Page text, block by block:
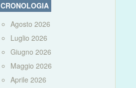
CRONOLOGIA
Agosto 2026
Luglio 2026
Giugno 2026
Maggio 2026
Aprile 2026